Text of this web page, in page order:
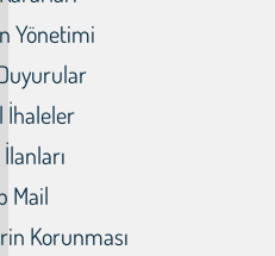
Yönetimi
İhaleler
Mail
Korunması